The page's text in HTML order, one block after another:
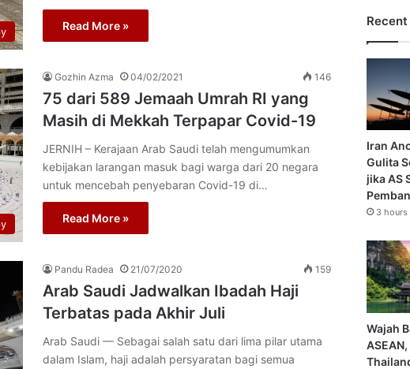
Read More »
Gozhin Azma 04/02/2021 146
75 dari 589 Jemaah Umrah RI yang
Masih di Mekkah Terpapar Covid-19
JERNIH – Kerajaan Arab Saudi telah mengumumkan
kebijakan larangan masuk bagi warga dari 20 negara
untuk mencebah penyebaran Covid-19 di…
Read More »
Pandu Radea 21/07/2020 159
Arab Saudi Jadwalkan Ibadah Haji
Terbatas pada Akhir Juli
Arab Saudi — Sebagai salah satu dari lima pilar utama
dalam Islam, haji adalah persyaratan bagi semua
Iran
Gulita
jika AS
3 hours
Wajah